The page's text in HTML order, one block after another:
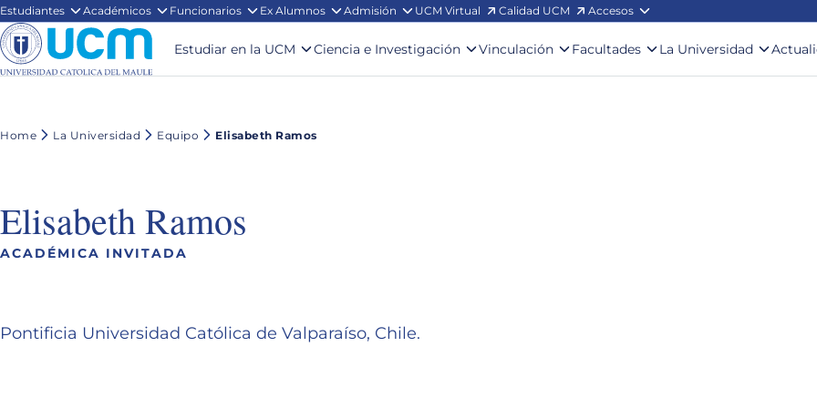
Estudiantes Académicos Funcionarios Ex Alumnos Admisión UCM Virtual Calidad UCM Accesos
Estudiar en la UCM Ciencia e Investigación Vinculación Facultades La Universidad
Home La Universidad Equipo Elisabeth Ramos
Elisabeth Ramos
ACADÉMICA INVITADA
Pontificia Universidad Católica de Valparaíso, Chile.